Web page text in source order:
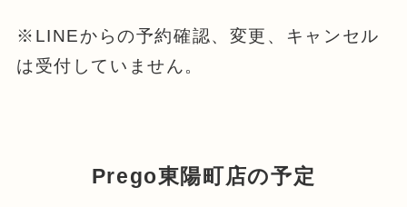
※LINEからの予約確認、変更、キャンセル
は受付していません。
Prego東陽町店の予定